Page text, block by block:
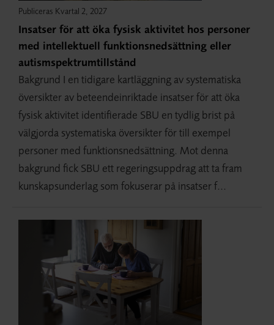
Publiceras Kvartal 2, 2027
Insatser för att öka fysisk aktivitet hos personer
med intellektuell funktionsnedsättning eller
autismspektrumtillstånd
Bakgrund I en tidigare kartläggning av systematiska
översikter av beteendeinriktade insatser för att öka
fysisk aktivitet identifierade SBU en tydlig brist på
välgjorda systematiska översikter för till exempel
personer med funktionsnedsättning. Mot denna
bakgrund fick SBU ett regeringsuppdrag att ta fram
kunskapsunderlag som fokuserar på insatser f...